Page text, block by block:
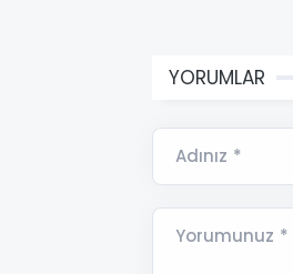
YORUMLAR
Adınız *
Yorumunuz *